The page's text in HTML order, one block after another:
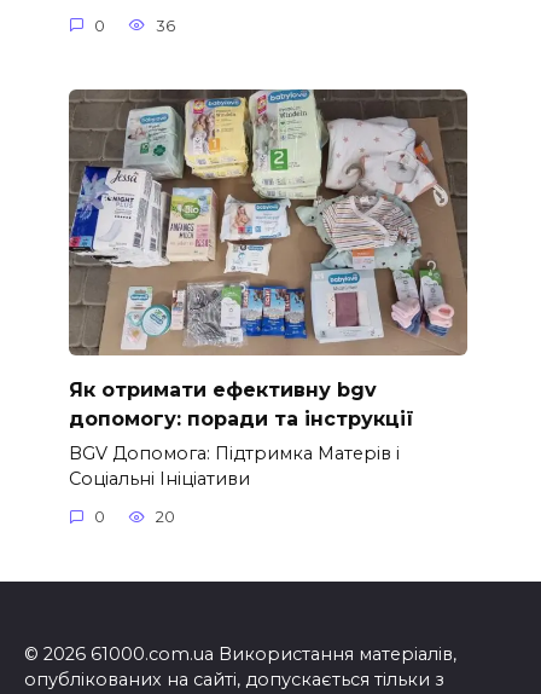
0 36
Як отримати ефективну bgv
допомогу: поради та інструкції
BGV Допомога: Підтримка Матерів і
Соціальні Ініціативи
0 20
© 2026 61000.com.ua Використання матеріалів,
опублікованих на сайті, допускається тільки з